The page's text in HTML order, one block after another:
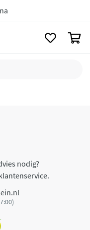
nodig?